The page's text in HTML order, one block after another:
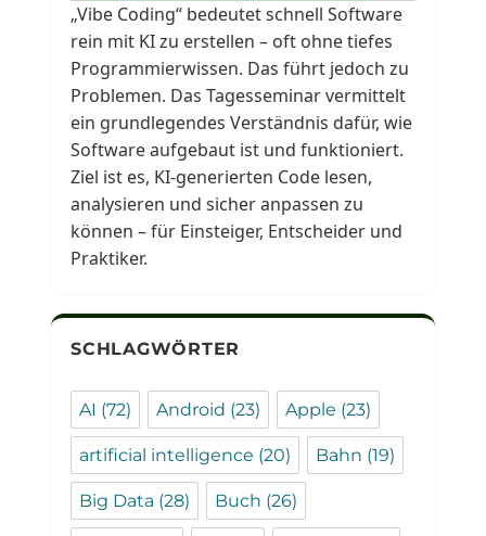
„Vibe Coding“ bedeutet schnell Software
rein mit KI zu erstellen – oft ohne tiefes
Programmierwissen. Das führt jedoch zu
Problemen. Das Tagesseminar vermittelt
ein grundlegendes Verständnis dafür, wie
Software aufgebaut ist und funktioniert.
Ziel ist es, KI-generierten Code lesen,
analysieren und sicher anpassen zu
können – für Einsteiger, Entscheider und
Praktiker.
SCHLAGWÖRTER
AI (72) Android (23) Apple (23)
artificial intelligence (20) Bahn (19)
Big Data (28) Buch (26)